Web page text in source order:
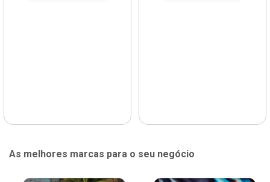
As melhores marcas para o seu negócio